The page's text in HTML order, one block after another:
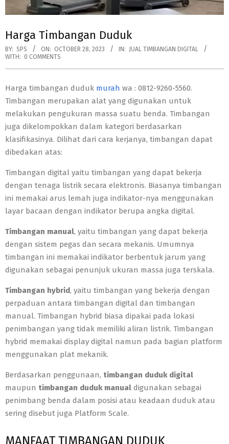
Harga Timbangan Duduk
BY: SPS ON: OCTOBER 28, 2023 IN: JUAL TIMBANGAN DIGITAL
WITH: 0 COMMENTS
Harga timbangan duduk murah wa : 0812-9260-5560.
Timbangan merupakan alat yang digunakan untuk
melakukan pengukuran massa suatu benda. Timbangan
juga dikelompokkan dalam kategori berdasarkan
klasifikasinya. Dilihat dari cara kerjanya, timbangan dapat
dibedakan atas:
Timbangan digital yaitu timbangan yang dapat bekerja
dengan tenaga listrik secara elektronis. Biasanya timbangan
ini memakai arus lemah juga indikator-nya menggunakan
layar bacaan dengan indikator berupa angka digital.
Timbangan manual, yaitu timbangan yang dapat bekerja
dengan sistem pegas dan secara mekanis. Umumnya
timbangan ini memakai indikator berbentuk jarum yang
digunakan sebagai penunjuk ukuran massa juga terskala.
Timbangan hybrid, yaitu timbangan yang bekerja dengan
perpaduan antara timbangan digital dan timbangan
manual. Timbangan hybrid biasa dipakai pada lokasi
penimbangan yang tidak memiliki aliran listrik. Timbangan
hybrid memakai display digital namun pada bagian platform
menggunakan plat mekanik.
Berdasarkan penggunaan, timbangan duduk digital
maupun timbangan duduk manual digunakan sebagai
penimbang benda dalam posisi atau keadaan duduk atau
sering disebut juga Platform Scale.
MANFAAT TIMBANGAN DUDUK